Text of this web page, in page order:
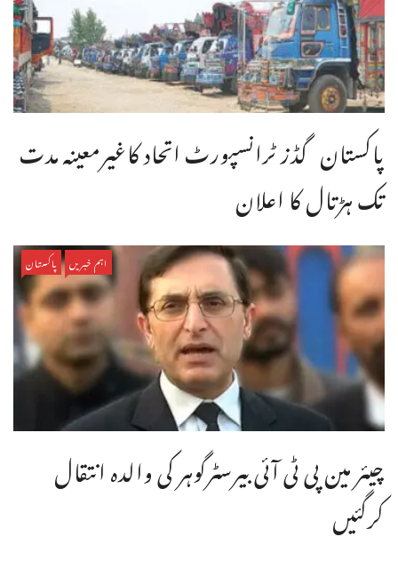
پاکستان گڈز ٹرانسپورٹ اتحاد کاغیرمعینہ مدت
تک ہڑتال کا اعلان
اہم خبریں پاکستان
چیئر مین پی ٹی آئی بیرسٹرگوہر کی والدہ انتقال
کرگئیں